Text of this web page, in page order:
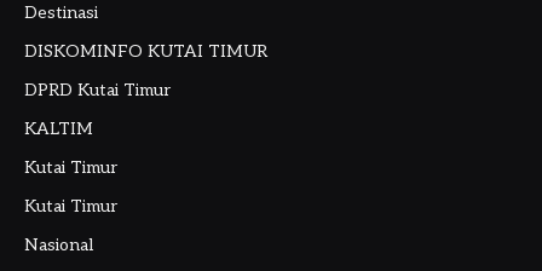
Destinasi
DISKOMINFO KUTAI TIMUR
DPRD Kutai Timur
KALTIM
Kutai Timur
Kutai Timur
Nasional